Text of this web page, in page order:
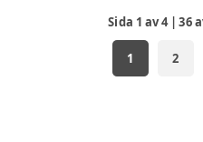
Sida 1 av4 |36
1 2